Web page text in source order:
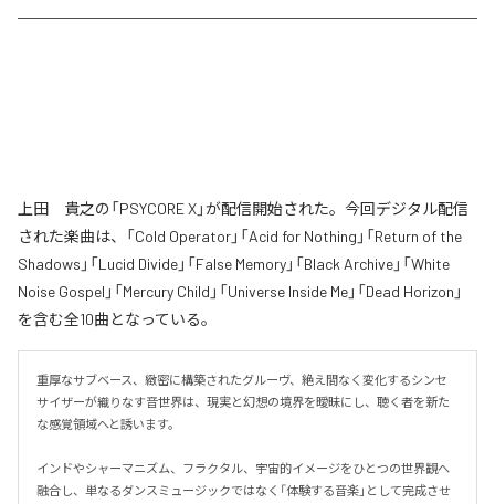
上田 貴之の「PSYCORE X」が配信開始された。今回デジタル配信
された楽曲は、「Cold Operator」「Acid for Nothing」「Return of the
Shadows」「Lucid Divide」「False Memory」「Black Archive」「White
Noise Gospel」「Mercury Child」「Universe Inside Me」「Dead Horizon」
を含む全10曲となっている。
重厚なサブベース、緻密に構築されたグルーヴ、絶え間なく変化するシンセ
サイザーが織りなす音世界は、現実と幻想の境界を曖昧にし、聴く者を新た
な感覚領域へと誘います。
インドやシャーマニズム、フラクタル、宇宙的イメージをひとつの世界観へ
融合し、単なるダンスミュージックではなく「体験する音楽」として完成させ